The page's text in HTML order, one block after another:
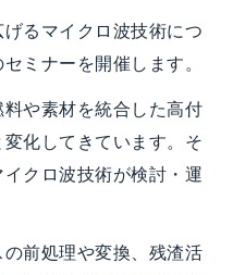
るマイクロ波技術につ
ミナーを開催します。
や素材を統合した高付
化してきています。そ
クロ波技術が検討・運
前処理や変換、残渣活